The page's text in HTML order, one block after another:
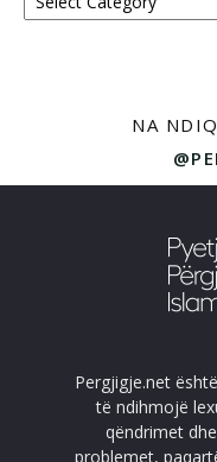
NA
Pergjigje.net
të ndihmojë
qëndrimet
problemet,